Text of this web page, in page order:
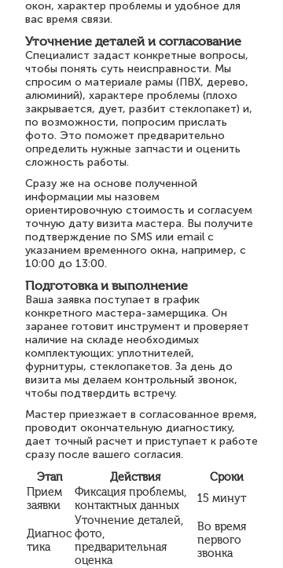
окон, характер проблемы и удобное для
вас время связи.
Уточнение деталей и согласование
Специалист задаст конкретные вопросы,
чтобы понять суть неисправности. Мы
спросим о материале рамы (ПВХ, дерево,
алюминий), характере проблемы (плохо
закрывается, дует, разбит стеклопакет) и,
по возможности, попросим прислать
фото. Это поможет предварительно
определить нужные запчасти и оценить
сложность работы.
Сразу же на основе полученной
информации мы назовем
ориентировочную стоимость и согласуем
точную дату визита мастера. Вы получите
подтверждение по SMS или email с
указанием временного окна, например, с
10:00 до 13:00.
Подготовка и выполнение
Ваша заявка поступает в график
конкретного мастера-замерщика. Он
заранее готовит инструмент и проверяет
наличие на складе необходимых
комплектующих: уплотнителей,
фурнитуры, стеклопакетов. За день до
визита мы делаем контрольный звонок,
чтобы подтвердить встречу.
Мастер приезжает в согласованное время,
проводит окончательную диагностику,
дает точный расчет и приступает к работе
сразу после вашего согласия.
Этап
Действия
Сроки
Прием
заявки
Фиксация проблемы,
контактных данных
15 минут
Диагнос
тика
Уточнение деталей,
фото,
предварительная
оценка
Во время
первого
звонка